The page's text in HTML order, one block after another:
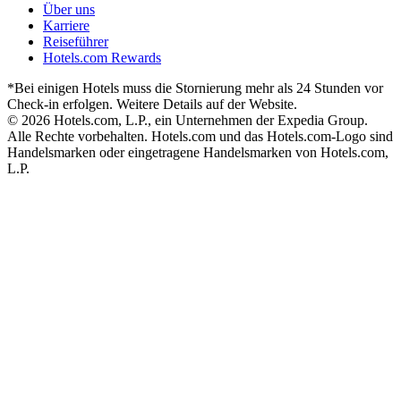
Über uns
Karriere
Reiseführer
Hotels.com Rewards
*Bei einigen Hotels muss die Stornierung mehr als 24 Stunden vor
Check-in erfolgen. Weitere Details auf der Website.
© 2026 Hotels.com, L.P., ein Unternehmen der Expedia Group.
Alle Rechte vorbehalten. Hotels.com und das Hotels.com-Logo sind
Handelsmarken oder eingetragene Handelsmarken von Hotels.com,
L.P.